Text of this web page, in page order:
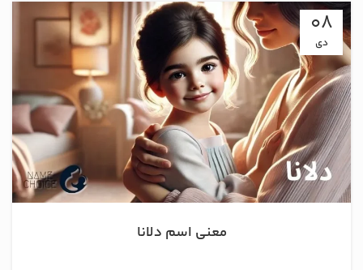
08
دی
معنی اسم دلانا